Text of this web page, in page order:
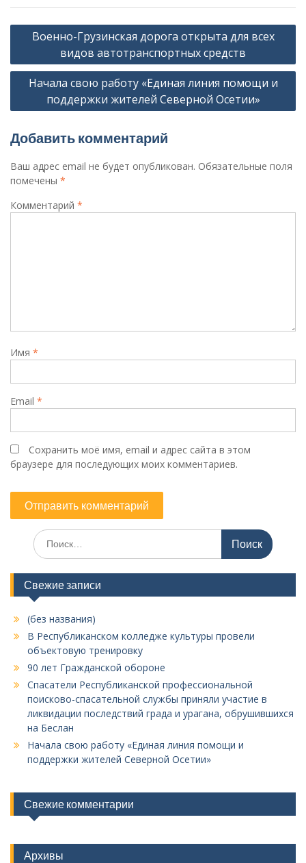
Навигация
записям
Военно-Грузинская дорога открыта для всех
видов автотранспортных средств
Начала свою работу «Единая линия помощи и
поддержки жителей Северной Осетии»
Добавить комментарий
Ваш адрес email не будет опубликован. Обязательные поля
помечены *
Комментарий *
Имя *
Email *
Сохранить моё имя, email и адрес сайта в этом
браузере для последующих моих комментариев.
Искать:
Свежие записи
(без названия)
В Республиканском колледже культуры провели
объектовую тренировку
90 лет Гражданской обороне
Спасатели Республиканской профессиональной
поисково-спасательной службы приняли участие в
ликвидации последствий града и урагана, обрушившихся
на Беслан
Начала свою работу «Единая линия помощи и
поддержки жителей Северной Осетии»
Свежие комментарии
Архивы